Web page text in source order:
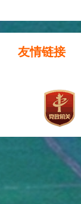
友情链接